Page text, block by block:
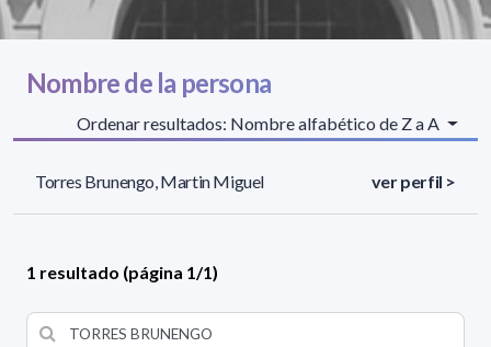
Nombre de la persona
Ordenar resultados: Nombre alfabético de Z a A
Torres Brunengo, Martin Miguel ver perfil >
1 resultado (página 1/1)